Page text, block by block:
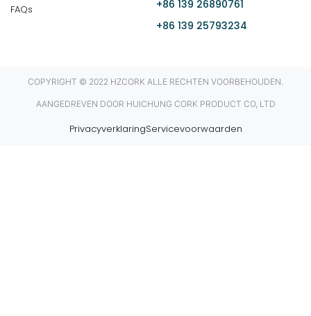
FAQs
+86 139 26890761
+86 139 25793234
COPYRIGHT © 2022 HZCORK ALLE RECHTEN VOORBEHOUDEN.
AANGEDREVEN DOOR HUICHUNG CORK PRODUCT CO, LTD
PrivacyverklaringServicevoorwaarden